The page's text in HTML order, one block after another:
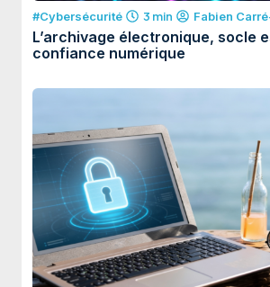
#Cybersécurité 3 min Fabien
L’archivage électronique, socle
confiance numérique